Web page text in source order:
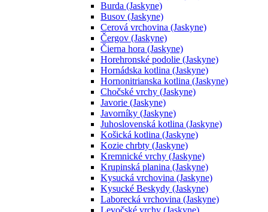
Burda (Jaskyne)
Busov (Jaskyne)
Cerová vrchovina (Jaskyne)
Čergov (Jaskyne)
Čierna hora (Jaskyne)
Horehronské podolie (Jaskyne)
Hornádska kotlina (Jaskyne)
Hornonitrianska kotlina (Jaskyne)
Chočské vrchy (Jaskyne)
Javorie (Jaskyne)
Javorníky (Jaskyne)
Juhoslovenská kotlina (Jaskyne)
Košická kotlina (Jaskyne)
Kozie chrbty (Jaskyne)
Kremnické vrchy (Jaskyne)
Krupinská planina (Jaskyne)
Kysucká vrchovina (Jaskyne)
Kysucké Beskydy (Jaskyne)
Laborecká vrchovina (Jaskyne)
Levočské vrchy (Jaskyne)